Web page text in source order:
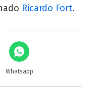
Ricardo Fort.
Whatsapp